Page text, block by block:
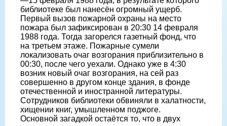
библиотеке был нанесён огромный ущерб.
Первый вызов пожарной охраны на место
пожара был зафиксирован в 20:30 14 февраля
1988 года. Тогда загорелся газетный фонд, что
на третьем этаже. Пожарные сумели
локализовать очаг возгорания приблизительно в
00:30, после чего уехали. Однако уже в 4:30
возник новый очаг возгорания, на сей раз
совершенно в другом конце здания, в фонде
отечественной и иностранной литературы.
Сотрудников библиотеки обвиняли в халатности,
хищении книг, умышленном поджоге.
Основной загадкой остаётся то, что в двух